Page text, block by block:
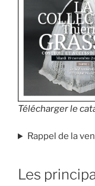
Télécharger le
Rappel de la
Les